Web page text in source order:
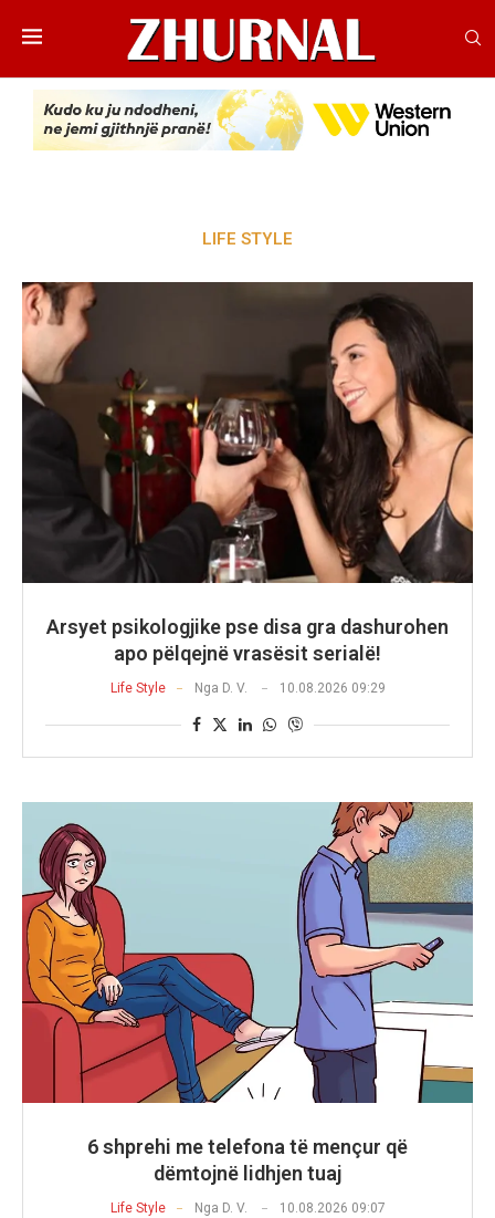
LIFE STYLE
Arsyet psikologjike pse disa gra dashurohen
apo pëlqejnë vrasësit serialë!
Life Style Nga D. V. 10.08.2026 09:29
6 shprehi me telefona të mençur që
dëmtojnë lidhjen tuaj
Life Style Nga D. V. 10.08.2026 09:07